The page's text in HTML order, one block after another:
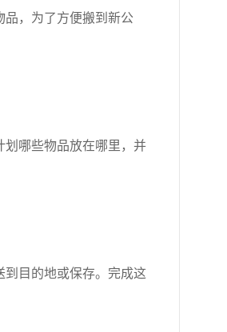
，为了方便搬到新公
哪些物品放在哪里，并
目的地或保存。完成这